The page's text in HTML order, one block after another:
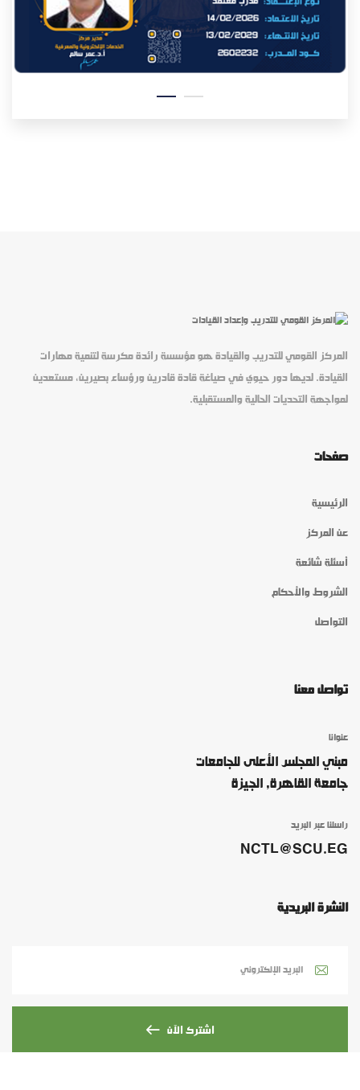
المركز القومي للتدريب والقيادة هو مؤسسة رائدة مكرسة لتنمية مهارات
القيادة. لديها دور حيوي في صياغة قادة قادرين ورؤساء بصيرين، مستعدين
لمواجهة التحديات الحالية والمستقبلية.
صفحات
الرئيسية
عن المركز
أسئلة شائعة
الشروط والأحكام
التواصل
تواصل معنا
عنوانا
مبني المجلس الأعلى للجامعات
جامعة القاهرة, الجيزة
راسلنا عبر البريد
NCTL@SCU.EG
النشرة البريدية
اشترك الآن